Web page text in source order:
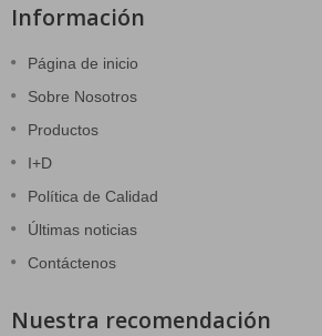
Información
Página de inicio
Sobre Nosotros
Productos
I+D
Política de Calidad
Últimas noticias
Contáctenos
Nuestra recomendación